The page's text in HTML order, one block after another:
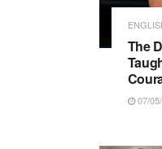
The
07/